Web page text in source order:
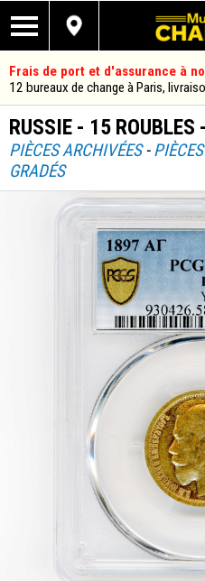
Frais de port et d'assurance à
12 bureaux de change à Paris,
RUSSIE - 15
PIÈCES ARCHIVÉES-
GRADÉS